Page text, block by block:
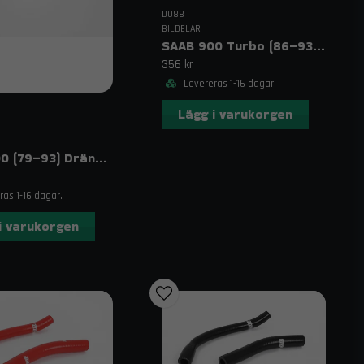
9-3 intercooler, SAAB 9-5 tuning, SAAB silikonslangar,
trimning
9-3 Aero upgrades, SAAB 9-5 performance parts, SAAB
Saab 900 (79–93) Dräneringsslang Svart
1-16 dagar.
varukorgen
DO88
BILDELAR
SAAB 900 Turbo (86–93) Dumpventilslang Röd
356 kr
Levereras 1-16 dagar.
Lägg i varukorgen